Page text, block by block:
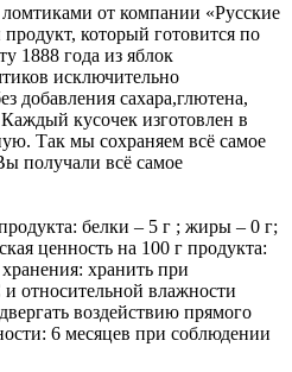
ломтиками от компании «Русские
который готовится по
1888 года из яблок
исключительно
добавления сахара,глютена,
кусочек изготовлен в
Так мы сохраняем всё самое
получали всё самое
белки – 5 г ; жиры – 0 г;
ценность на 100 г продукта:
хранить при
относительной влажности
воздействию прямого
6 месяцев при соблюдении